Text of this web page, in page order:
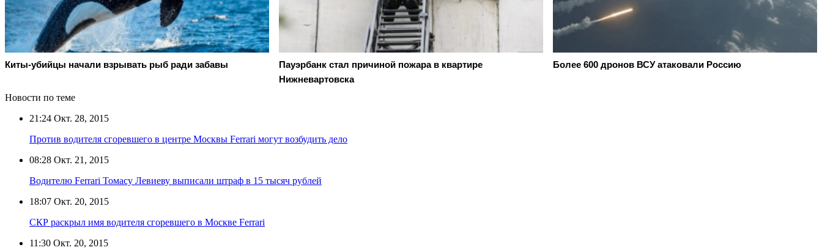
Киты-убийцы начали взрывать рыб ради забавы
Пауэрбанк стал причиной пожара в квартире
Нижневартовска
Более 600 дронов ВСУ атаковали Россию
Новости по теме
21:24 Окт. 28, 2015
Против водителя сгоревшего в центре Москвы Ferrari могут возбудить дело
08:28 Окт. 21, 2015
Водителю Ferrari Томасу Левиеву выписали штраф в 15 тысяч рублей
18:07 Окт. 20, 2015
СКР раскрыл имя водителя сгоревшего в Москве Ferrari
11:30 Окт. 20, 2015